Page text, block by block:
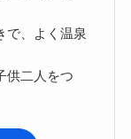
で、よく温泉
供二人をつ